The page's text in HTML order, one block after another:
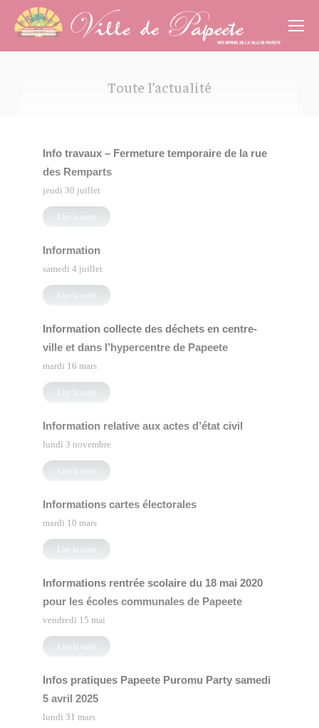
Toute l’actualité
Info travaux – Fermeture temporaire de la rue
des Remparts
jeudi 30 juillet
Lire la suite
Information
samedi 4 juillet
Lire la suite
Information collecte des déchets en centre-
ville et dans l’hypercentre de Papeete
mardi 16 mars
Lire la suite
Information relative aux actes d’état civil
lundi 3 novembre
Lire la suite
Informations cartes électorales
mardi 10 mars
Lire la suite
Informations rentrée scolaire du 18 mai 2020
pour les écoles communales de Papeete
vendredi 15 mai
Lire la suite
Infos pratiques Papeete Puromu Party samedi
5 avril 2025
lundi 31 mars
Cookies management panel